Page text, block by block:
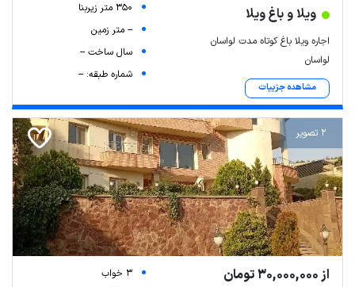
ویلا و باغ ویلا
اجاره ویلا باغ کوتاه مدت لواسان
لواسان
مشاهده جزییات
350 متر زیربنا
-- متر زمین
سال ساخت --
شماره طبقه: --
2 تصویر
از 30,000,000 تومان
3 خواب